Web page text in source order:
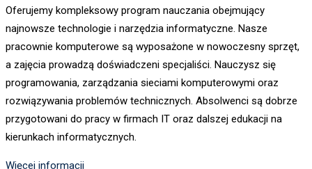
Oferujemy kompleksowy program nauczania obejmujący
najnowsze technologie i narzędzia informatyczne. Nasze
pracownie komputerowe są wyposażone w nowoczesny sprzęt,
a zajęcia prowadzą doświadczeni specjaliści. Nauczysz się
programowania, zarządzania sieciami komputerowymi oraz
rozwiązywania problemów technicznych. Absolwenci są dobrze
przygotowani do pracy w firmach IT oraz dalszej edukacji na
kierunkach informatycznych.
Więcej informacji